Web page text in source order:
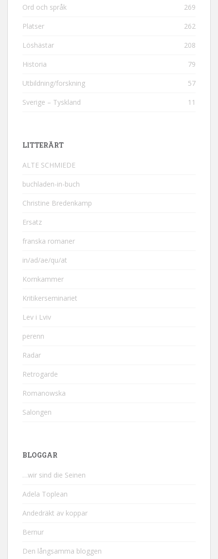
Ord och språk 269
Platser 262
Löshästar 208
Historia 79
Utbildning/forskning 57
Sverige – Tyskland 11
LITTERÄRT
ALTE SCHMIEDE
buchladen-in-buch
Christine Bredenkamp
Ersatz
franska romaner
in/ad/ae/qu/at
Kornkammer
Kritikerseminariet
Lev i Lviv
perenn
Radar
Retrogarde
Romanowska
Salongen
BLOGGAR
…wir sind die Seinen
Adela Toplean
Andedräkt av koppar
Bernur
Den långsamma bloggen